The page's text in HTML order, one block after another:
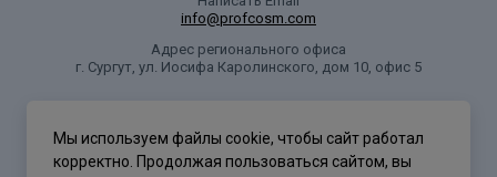
info@profcosm.com
Адрес регионального офиса
г. Сургут, ул. Иосифа Каролинского, дом 10, офис 5
Мы используем файлы cookie, чтобы сайт работал
корректно. Продолжая пользоваться сайтом, вы